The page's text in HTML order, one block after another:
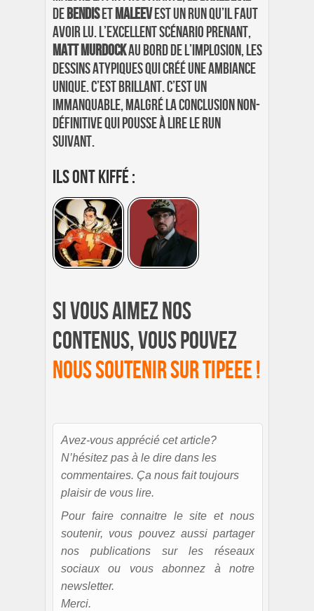
deBendisetMaleevest un run qu’il faut
avoir lu. L’excellent scénario prenant,
Matt Murdockau bord de l’implosion, les
dessins atypiques qui créé une ambiance
unique. C’est brillant. C’est un
immanquable, malgré la conclusion non-
définitive qui pousse à lire le run
suivant.
Ils ont kiffé :
Si vous aimez nos
contenus, vous pouvez
nous soutenir sur Tipeee !
Avez-vous apprécié cet article?
N’hésitez pas à le dire dans les
commentaires. Ça nous fait toujours
plaisir de vous lire.
Pour faire connaitre le site et nous
soutenir, vous pouvez aussi partager
nos publications sur les réseaux
sociaux ou vous abonnez à notre
newsletter.
Merci.